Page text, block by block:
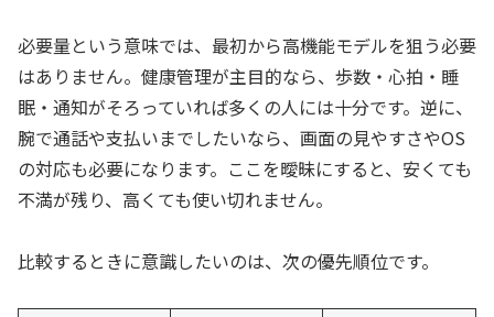
必要量という意味では、最初から高機能モデルを狙う必要
はありません。健康管理が主目的なら、歩数・心拍・睡
眠・通知がそろっていれば多くの人には十分です。逆に、
腕で通話や支払いまでしたいなら、画面の見やすさやOS
の対応も必要になります。ここを曖昧にすると、安くても
不満が残り、高くても使い切れません。
比較するときに意識したいのは、次の優先順位です。